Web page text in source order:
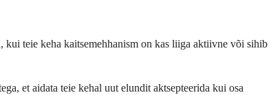
teie keha kaitsemehhanism on kas liiga aktiivne või sihib
et aidata teie kehal uut elundit aktsepteerida kui osa